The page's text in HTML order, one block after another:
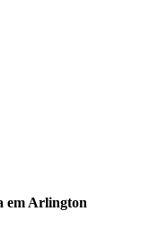
em Arlington